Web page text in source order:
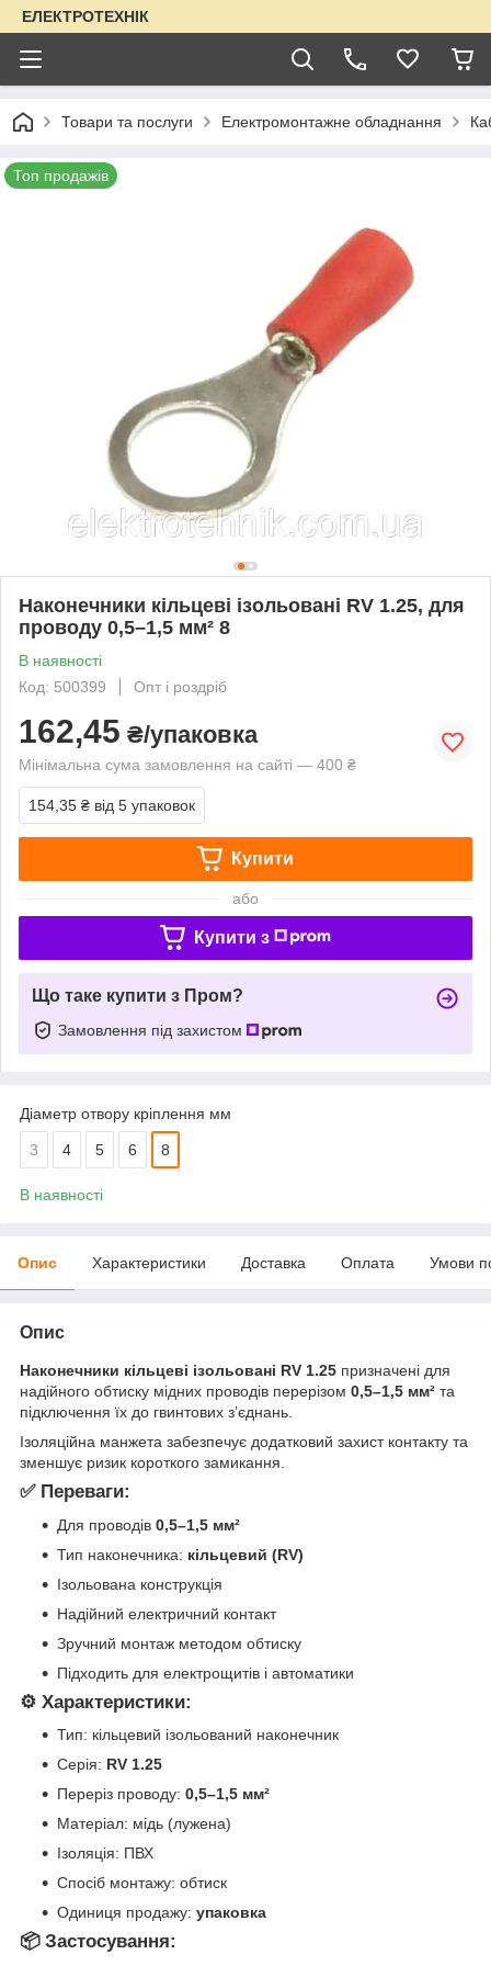
ЕЛЕКТРОТЕХНІК
Товари та послуги Електромонтажне обладнання
Топ продажів
Наконечники кільцеві ізольовані RV 1.25, для
проводу 0,5–1,5 мм² 8
В наявності
Код: 500399
Опт і роздріб
162,45 ₴/упаковка
Мінімальна сума замовлення на сайті — 400 ₴
154,35 ₴ від 5 упаковок
Купити
або
Купити з
Що таке купити з Пром?
Замовлення під захистом
Діаметр отвору кріплення мм
3 4 5 6 8
В наявності
Опис Характеристики Доставка Оплата Умови
Опис
Наконечники кільцеві ізольовані RV 1.25 призначені для
надійного обтиску мідних проводів перерізом 0,5–1,5 мм² та
підключення їх до гвинтових з’єднань.
Ізоляційна манжета забезпечує додатковий захист контакту та
зменшує ризик короткого замикання.
✅ Переваги:
Для проводів 0,5–1,5 мм²
Тип наконечника: кільцевий (RV)
Ізольована конструкція
Надійний електричний контакт
Зручний монтаж методом обтиску
Підходить для електрощитів і автоматики
⚙️ Характеристики:
Тип: кільцевий ізольований наконечник
Серія: RV 1.25
Переріз проводу: 0,5–1,5 мм²
Матеріал: мідь (лужена)
Ізоляція: ПВХ
Спосіб монтажу: обтиск
Одиниця продажу: упаковка
📦 Застосування: